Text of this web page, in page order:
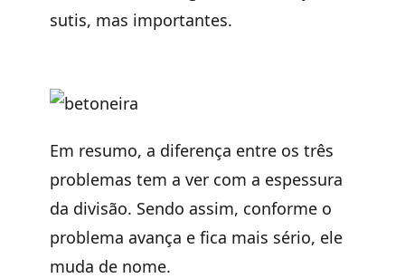
sutis, mas importantes.
Em resumo, a diferença entre os três
problemas tem a ver com a espessura
da divisão. Sendo assim, conforme o
problema avança e fica mais sério, ele
muda de nome.